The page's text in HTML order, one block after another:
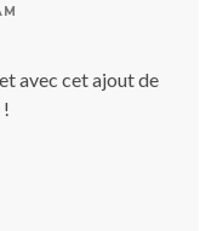
avec cet ajout de